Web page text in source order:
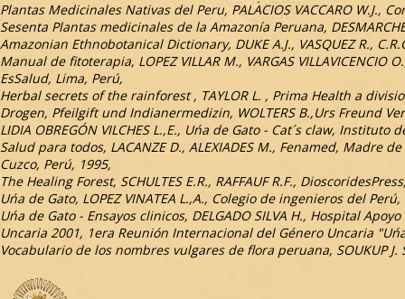
Plantas Medicinales Nativas del Peru, PALACIOS VACCARO W.J.,
Sesenta Plantas medicinales de la Amazonía Peruana,
Amazonian Ethnobotanical Dictionary, DUKE A.J., VASQUEZ R.,
Manual de fitoterapia, LOPEZ VILLAR M., VARGAS
EsSalud, Lima, Perú,
Herbal secrets of the rainforest , TAYLOR L. , Prima Health a
Drogen, Pfeilgift und Indianermedizin, WOLTERS B.,Urs Freund
LIDIA OBREGÓN VILCHES L.,E., Uńa de Gato - Cat´s claw,
Salud para todos, LACANZE D., ALEXIADES M., Fenamed, Madre
Cuzco, Perú, 1995,
The Healing Forest, SCHULTES E.R., RAFFAUF R.F.,
Uńa de Gato, LOPEZ VINATEA L.,A., Colegio de ingenieros del
Uńa de Gato - Ensayos clinicos, DELGADO SILVA H., Hospital
Uncaria 2001, 1era Reunión Internacional del Género Uncaria
Vocabulario de los nombres vulgares de flora peruana, SOUKUP